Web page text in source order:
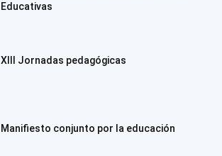
Educativas
XIII Jornadas pedagógicas
Manifiesto conjunto por la educación